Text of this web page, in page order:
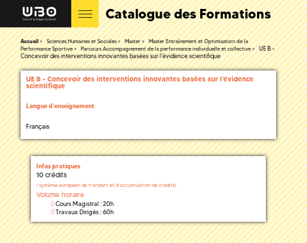
Catalogue des Formations
Accueil Sciences Humaines et Sociales Master
Master Entraînement et Optimisation de la
Performance Sportive
Parcours Accompagnement de la performance individuelle et collective
UE B -
Concevoir des interventions innovantes basées sur l'évidence scientifique
UE B - Concevoir des interventions innovantes basées sur l'évidence
scientifique
Langue d'enseignement
Français
Infos pratiques
10 crédits
( système européen de transfert et d'accumulation de crédits)
Volume horaire
Cours Magistral : 20h
Travaux Dirigés : 60h